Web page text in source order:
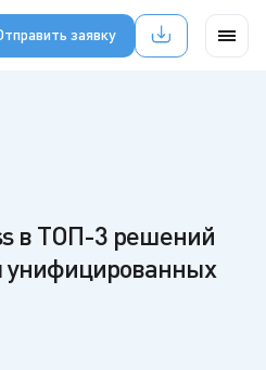
заявку
в ТОП-3 решений
унифицированных